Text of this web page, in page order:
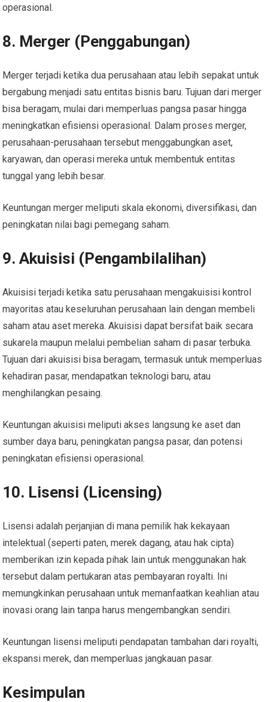
operasional.
8. Merger (Penggabungan)
Merger terjadi ketika dua perusahaan atau lebih sepakat untuk
bergabung menjadi satu entitas bisnis baru. Tujuan dari merger
bisa beragam, mulai dari memperluas pangsa pasar hingga
meningkatkan efisiensi operasional. Dalam proses merger,
perusahaan-perusahaan tersebut menggabungkan aset,
karyawan, dan operasi mereka untuk membentuk entitas
tunggal yang lebih besar.
Keuntungan merger meliputi skala ekonomi, diversifikasi, dan
peningkatan nilai bagi pemegang saham.
9. Akuisisi (Pengambilalihan)
Akuisisi terjadi ketika satu perusahaan mengakuisisi kontrol
mayoritas atau keseluruhan perusahaan lain dengan membeli
saham atau aset mereka. Akuisisi dapat bersifat baik secara
sukarela maupun melalui pembelian saham di pasar terbuka.
Tujuan dari akuisisi bisa beragam, termasuk untuk memperluas
kehadiran pasar, mendapatkan teknologi baru, atau
menghilangkan pesaing.
Keuntungan akuisisi meliputi akses langsung ke aset dan
sumber daya baru, peningkatan pangsa pasar, dan potensi
peningkatan efisiensi operasional.
10. Lisensi (Licensing)
Lisensi adalah perjanjian di mana pemilik hak kekayaan
intelektual (seperti paten, merek dagang, atau hak cipta)
memberikan izin kepada pihak lain untuk menggunakan hak
tersebut dalam pertukaran atas pembayaran royalti. Ini
memungkinkan perusahaan untuk memanfaatkan keahlian atau
inovasi orang lain tanpa harus mengembangkan sendiri.
Keuntungan lisensi meliputi pendapatan tambahan dari royalti,
ekspansi merek, dan memperluas jangkauan pasar.
Kesimpulan